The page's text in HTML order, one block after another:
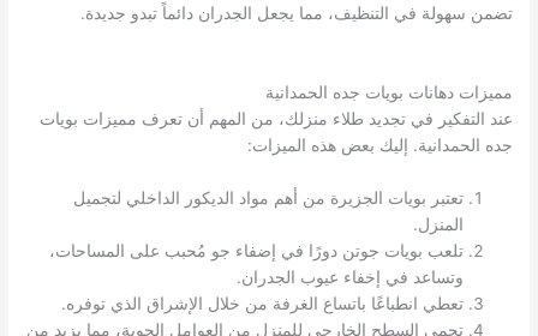
تضمن سهولة في التنظيف، مما يجعل الجدران دائماً تبدو جديدة.
مميزات دهانات بويات جده الحمدانية
عند التفكير في تجديد طلاء منزلك، من المهم أن تعرف مميزات بويات
جده الحمدانية. إليك بعض هذه الميزات:
تعتبر بويات الجزيرة من أهم مواد الديكور الداخلي لتجميل
المنزل.
تلعب بويات جوتن دورًا في إضفاء جو مُحبب على المساحات،
وتساعد في إخفاء عيوب الجدران.
تعطي انطباعًا باتساع الغرفة من خلال الإشراق الذي توفره.
تحمي السطح الخارجي للمنزل من العوامل الجوية، مما يزيد من